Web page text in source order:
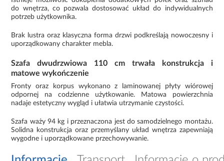
do wnętrza, co pozwala dostosować układ do indywidualnych
potrzeb użytkownika.
Brak lustra oraz klasyczna forma drzwi podkreślają nowoczesny i
uporządkowany charakter mebla.
Szafa dwudrzwiowa 110 cm trwała konstrukcja i
matowe wykończenie
Fronty oraz korpus wykonano z laminowanej płyty wiórowej
odpornej na codzienne użytkowanie. Matowa powierzchnia
nadaje estetyczny wygląd i ułatwia utrzymanie czystości.
Szafa waży 94 kg i przeznaczona jest do samodzielnego montażu.
Solidna konstrukcja oraz przemyślany układ wnętrza zapewniają
wygodne i uporządkowane przechowywanie.